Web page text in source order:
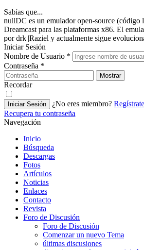
Sabías que...
nullDC es un emulador open-source (código
Dreamcast para las plataformas x86. El
por drk||Raziel y actualmente sigue
Iniciar Sesión
Nombre de Usuario *
Contraseña *
Mostrar
Recordar
Iniciar Sesión ¿No eres miembro?
Recupera tu contraseña
Navegación
Inicio
Búsqueda
Descargas
Fotos
Artículos
Noticias
Enlaces
Contacto
Revista
Foro de Discusión
Foro de Discusión
Comenzar un nuevo Tema
últimas discusiones